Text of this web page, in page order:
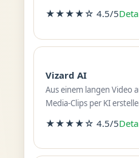
★★★★☆ 4.5/5
Vizard AI
Aus einem langen Video
Media-Clips per KI
★★★★☆ 4.5/5